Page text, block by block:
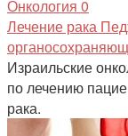
Онкология 0
Лечение рака
Израильские
по лечению
рака.